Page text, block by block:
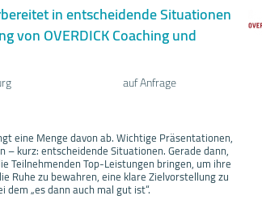
in entscheidende Situationen
von OVERDICK Coaching und
auf Anfrage
eine Menge davon ab. Wichtige Präsentationen,
kurz: entscheidende Situationen. Gerade dann,
Teilnehmenden Top-Leistungen bringen, um ihre
Ruhe zu bewahren, eine klare Zielvorstellung zu
„es dann auch mal gut ist“.